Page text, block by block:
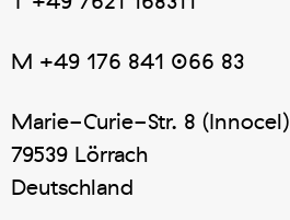
M +49 176 841 066 83
Marie-Curie-Str. 8 (Innocel)
79539 Lörrach
Deutschland